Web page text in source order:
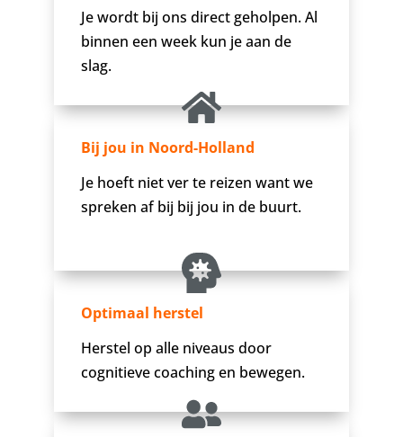
Je wordt bij ons direct geholpen. Al
binnen een week kun je aan de
slag.
Bij jou in Noord-Holland
Je hoeft niet ver te reizen want we
spreken af bij bij jou in de buurt.
Optimaal herstel
Herstel op alle niveaus door
cognitieve coaching en bewegen.